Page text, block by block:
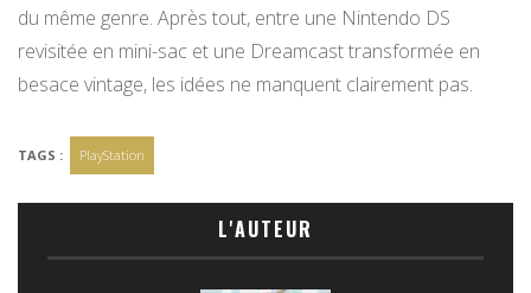
du même genre. Après tout, entre une Nintendo DS
revisitée en mini-sac et une Dreamcast transformée en
besace vintage, les idées ne manquent clairement pas.
TAGS : PlayStation
L'AUTEUR